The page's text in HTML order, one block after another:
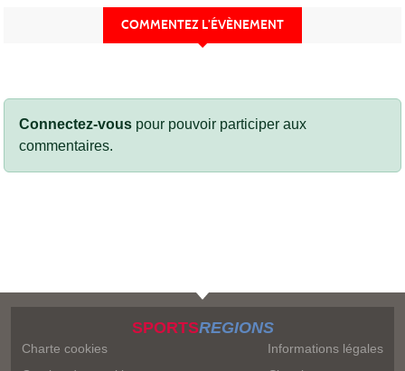
COMMENTEZ L’ÉVÈNEMENT
Connectez-vous pour pouvoir participer aux
commentaires.
SPORTSREGIONS
Charte cookies
Informations légales